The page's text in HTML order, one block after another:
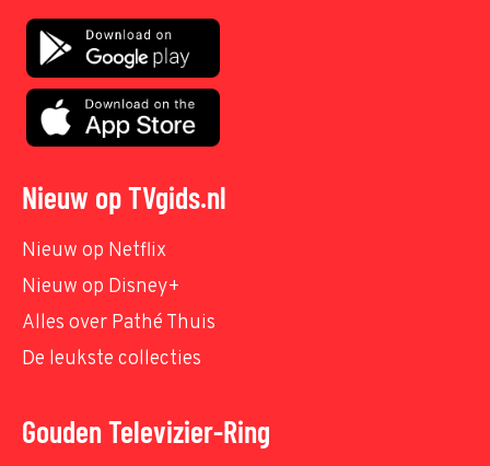
Nieuw op TVgids.nl
Nieuw op Netflix
Nieuw op Disney+
Alles over Pathé Thuis
De leukste collecties
Gouden Televizier-Ring